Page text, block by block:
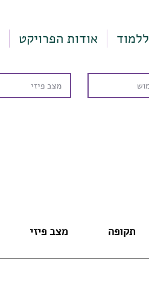
אודות הפרויקט ללמוד
מצב פיזי תקופה